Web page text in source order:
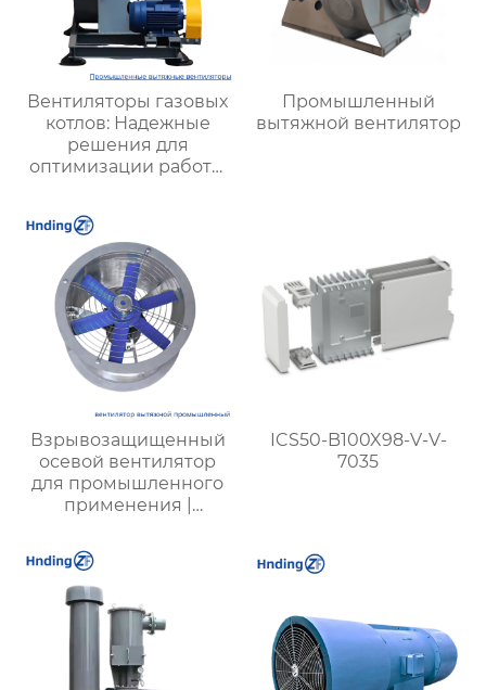
Вентиляторы газовых
котлов: Надежные
решения для
оптимизации работы
Промышленный
вытяжной вентилятор
Взрывозащищенный
осевой вентилятор
для промышленного
применения |
безопасная
вентиляция
ICS50-B100X98-V-V-
7035